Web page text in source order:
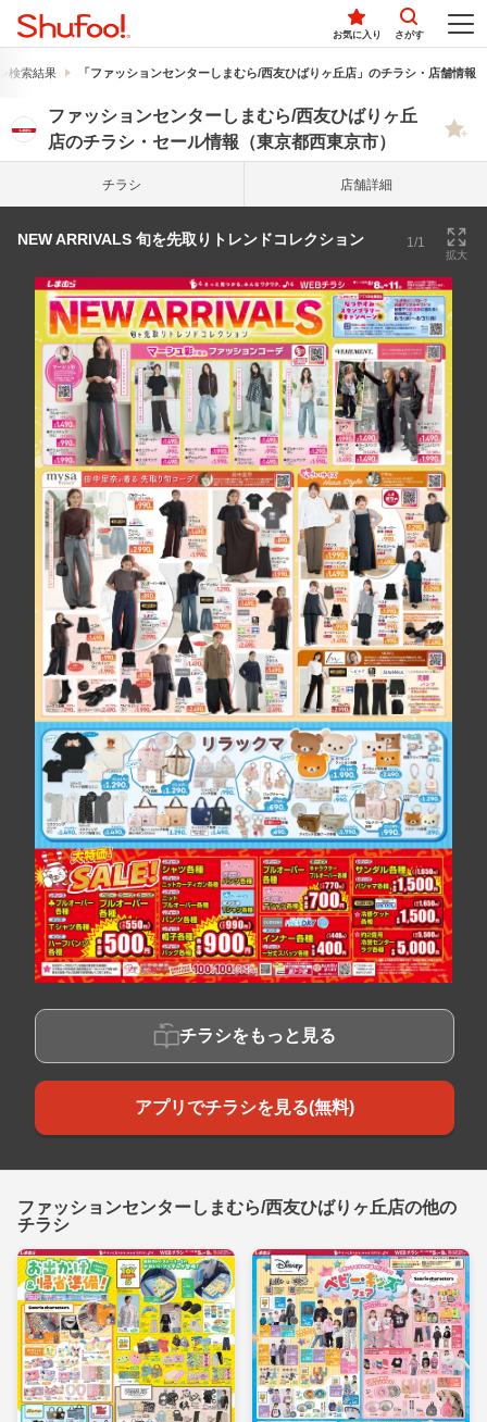
お気に入り さがす
検索結果 「ファッションセンターしまむら/西友ひばりヶ丘店」のチラシ・店舗情報
ファッションセンターしまむら/西友ひばりヶ丘
店のチラシ・セール情報（東京都西東京市）
チラシ 店舗詳細
NEW ARRIVALS 旬を先取りトレンドコレクション 1/1
拡大
チラシをもっと見る
アプリでチラシを見る(無料)
ファッションセンターしまむら/西友ひばりヶ丘店の他の
チラシ